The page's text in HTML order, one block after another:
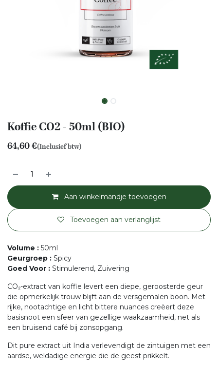
Koffie CO2 - 50ml (BIO)
64,60€(Inclusief btw)
Aan winkelmandje toevoegen
Toevoegen aan verlanglijst
Volume : 50ml
Geurgroep : Spicy
Goed Voor : Stimulerend, Zuivering
CO₂-extract van koffie levert een diepe, geroosterde geur
die opmerkelijk trouw blijft aan de versgemalen boon. Met
rijke, nootachtige en licht bittere nuances creëert deze
basisnoot een sfeer van gezellige waakzaamheid, net als
een bruisend café bij zonsopgang.
Dit pure extract uit India verlevendigt de zintuigen met een
aardse, weldadige energie die de geest prikkelt.